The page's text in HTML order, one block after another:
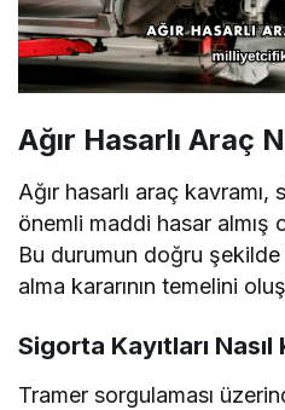
Ağır Hasarlı Araç
Ağır hasarlı araç kavramı,
önemli maddi hasar almış
Bu durumun doğru
alma kararının temelini
Sigorta Kayıtları
Tramer sorgulaması